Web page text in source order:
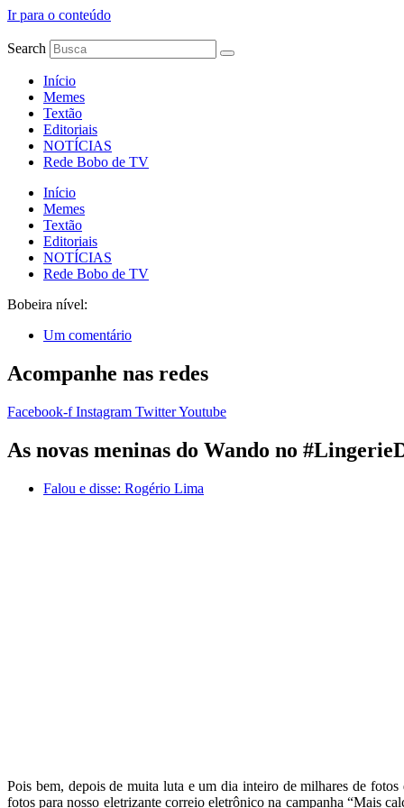
Ir para o conteúdo
Search
Início
Memes
Textão
Editoriais
NOTÍCIAS
Rede Bobo de TV
Início
Memes
Textão
Editoriais
NOTÍCIAS
Rede Bobo de TV
Bobeira nível:
Um comentário
Acompanhe nas redes
Facebook-f Instagram TwitterYoutube
As novas meninas do Wando no
Falou e disse: Rogério Lima
Pois bem, depois de muita luta e um dia inteiro de milhares de
fotos para nosso eletrizante correio eletrônico na campanha “Mais